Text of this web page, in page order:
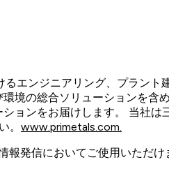
エンジニアリング、プラント
境の総合ソリューションを含
ョンをお届けします。 当社は
。 www.primetals.com.
発信においてご使用いただ